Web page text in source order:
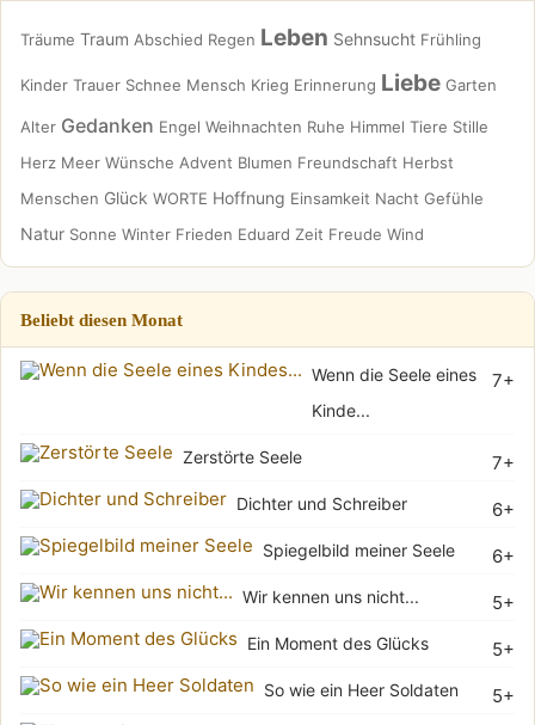
Träume Traum Abschied Regen Leben Sehnsucht Frühling
Kinder Trauer Schnee Mensch Krieg Erinnerung Liebe Garten
Alter Gedanken Engel Weihnachten Ruhe Himmel Tiere Stille
Herz Meer Wünsche Advent Blumen Freundschaft Herbst
Menschen Glück WORTE Hoffnung Einsamkeit Nacht Gefühle
Natur Sonne Winter Frieden Eduard Zeit Freude Wind
Beliebt diesen Monat
7+
Wenn die Seele eines
Kinde...
7+
Zerstörte Seele
6+
Dichter und Schreiber
6+
Spiegelbild meiner Seele
5+
Wir kennen uns nicht...
5+
Ein Moment des Glücks
5+
So wie ein Heer Soldaten